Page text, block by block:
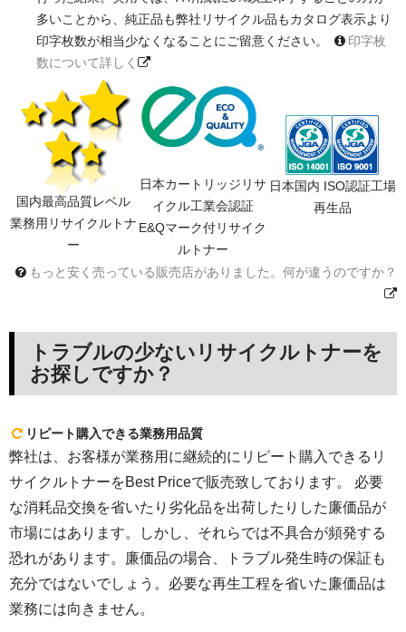
多いことから、純正品も弊社リサイクル品もカタログ表示より
印字枚数が相当少なくなることにご留意ください。
印字枚
数について詳しく
国内最高品質レベル
業務用リサイクルトナ
ー
日本カートリッジリサ
イクル工業会認証
E&Qマーク付リサイク
ルトナー
日本国内 ISO認証工場
再生品
もっと安く売っている販売店がありました。何が違うのですか？
トラブルの少ないリサイクルトナーを
お探しですか？
リピート購入できる業務用品質
弊社は、お客様が業務用に継続的にリピート購入できるリ
サイクルトナーをBest Priceで販売致しております。 必要
な消耗品交換を省いたり劣化品を出荷したりした廉価品が
市場にはあります。しかし、それらでは不具合が頻発する
恐れがあります。廉価品の場合、トラブル発生時の保証も
充分ではないでしょう。必要な再生工程を省いた廉価品は
業務には向きません。